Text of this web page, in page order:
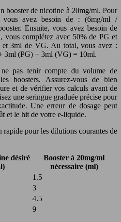
booster de nicotine à 20mg/ml. Pour
vous avez besoin de : (6mg/ml /
Ensuite, vous avez besoin de
vous complétez avec 50% de PG et
3ml de VG. Au total, vous avez :
3ml (PG) + 3ml (VG) = 10ml.
pas tenir compte du volume de
boosters. Assurez-vous de bien
et de vérifier vos calculs avant de
une seringue graduée précise pour
Une erreur de dosage peut
et le hit de votre e-liquide.
pour les dilutions courantes de
désiré
Booster à 20mg/ml
nécessaire (ml)
1.5
3
4.5
9